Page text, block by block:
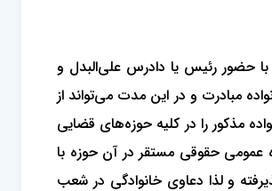
سال 1391 اصلاح گردید و به موجب ماده 12 این قانون، دادگاه خانواده با حضور رئیس یا دادرس علی‌البدل و
مبادرت و در این مدت می‌تواند از
مذکور را در کلیه حوزه‌های قضایی
عمومی حقوقی مستقر در آن حوزه با
و لذا دعاوی خانوادگی در شعب